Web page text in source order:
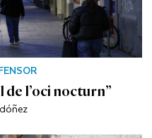
l’oci nocturn”